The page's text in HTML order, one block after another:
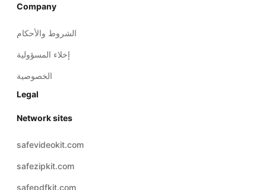
Company
الشروط والأحكام
إخلاء المسؤولية
الخصوصية
Legal
Network sites
safevideokit.com
safezipkit.com
safepdfkit.com